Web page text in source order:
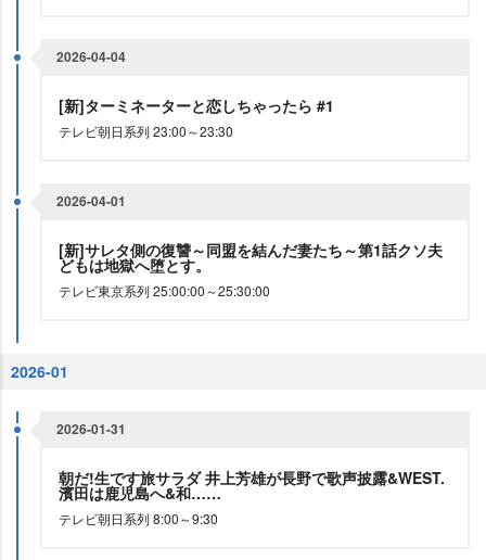
2026-04-04
[新]ターミネーターと恋しちゃったら #1
テレビ朝日系列 23:00～23:30
2026-04-01
[新]サレタ側の復讐～同盟を結んだ妻たち～第1話クソ夫
どもは地獄へ堕とす。
テレビ東京系列 25:00:00～25:30:00
2026-01
2026-01-31
朝だ!生です旅サラダ 井上芳雄が長野で歌声披露&WEST.
濱田は鹿児島へ&和……
テレビ朝日系列 8:00～9:30